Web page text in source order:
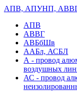
АПВ, АПУНП,
АПВ
АВВГ
АВБбШв
ААБл, АСБЛ
А - провод
воздушных
АС - провод